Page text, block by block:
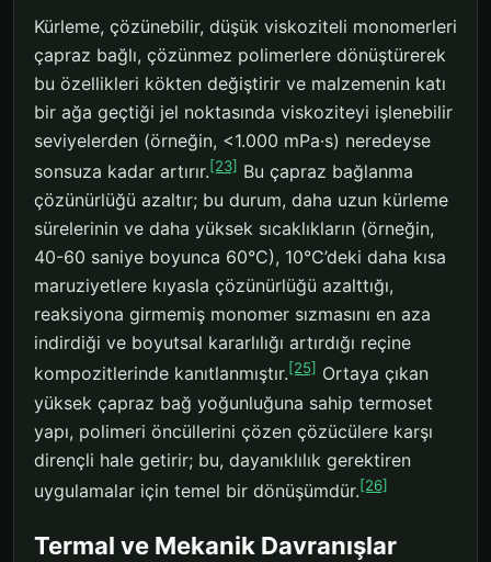
Kürleme, çözünebilir, düşük viskoziteli monomerleri
çapraz bağlı, çözünmez polimerlere dönüştürerek
bu özellikleri kökten değiştirir ve malzemenin katı
bir ağa geçtiği jel noktasında viskoziteyi işlenebilir
seviyelerden (örneğin, <1.000 mPa·s) neredeyse
sonsuza kadar artırır.[23] Bu çapraz bağlanma
çözünürlüğü azaltır; bu durum, daha uzun kürleme
sürelerinin ve daha yüksek sıcaklıkların (örneğin,
40-60 saniye boyunca 60°C), 10°C’deki daha kısa
maruziyetlere kıyasla çözünürlüğü azalttığı,
reaksiyona girmemiş monomer sızmasını en aza
indirdiği ve boyutsal kararlılığı artırdığı reçine
kompozitlerinde kanıtlanmıştır.[25] Ortaya çıkan
yüksek çapraz bağ yoğunluğuna sahip termoset
yapı, polimeri öncüllerini çözen çözücülere karşı
dirençli hale getirir; bu, dayanıklılık gerektiren
uygulamalar için temel bir dönüşümdür.[26]
Termal ve Mekanik Davranışlar